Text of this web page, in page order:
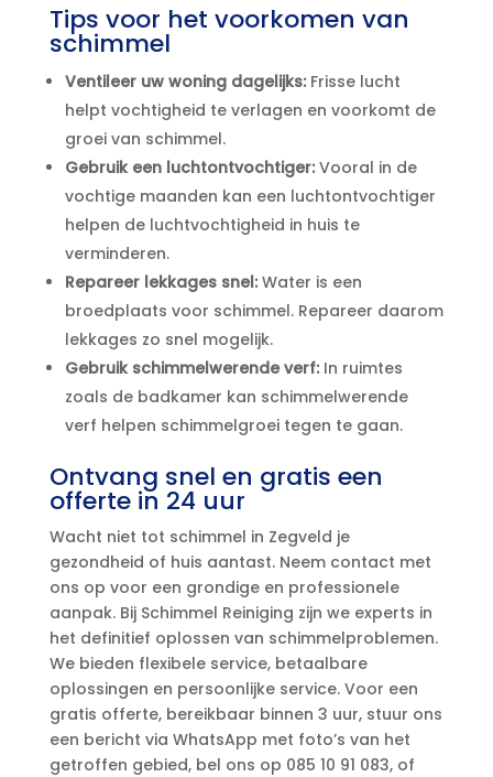
Tips voor het voorkomen van
schimmel
Ventileer uw woning dagelijks:Frisse lucht
helpt vochtigheid te verlagen en voorkomt de
groei van schimmel.​
Gebruik een luchtontvochtiger:Vooral in de
vochtige maanden kan een luchtontvochtiger
helpen de luchtvochtigheid in huis te
verminderen.​
Repareer lekkages snel:Water is een
broedplaats voor schimmel.​ Repareer daarom
lekkages zo snel mogelijk.​
Gebruik schimmelwerende verf:In ruimtes
zoals de badkamer kan schimmelwerende
verf helpen schimmelgroei tegen te gaan.​
Ontvang snel en gratis een
offerte in 24 uur
Wacht niet tot schimmel in Zegveld je
gezondheid of huis aantast.​ Neem contact met
ons op voor een grondige en professionele
aanpak.​ Bij Schimmel Reiniging zijn we experts in
het definitief oplossen van schimmelproblemen.​
We bieden flexibele service, betaalbare
oplossingen en persoonlijke service.​ Voor een
gratis offerte, bereikbaar binnen 3 uur, stuur ons
een bericht via WhatsApp met foto’s van het
getroffen gebied, bel ons op 085 10 91 083, of